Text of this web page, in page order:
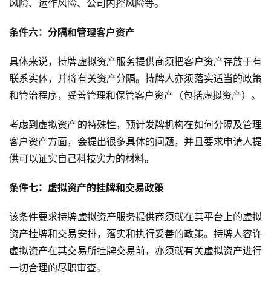
风险、运作风险、公司内控风险等。
条件六：分隔和管理客户资产
具体来说，持牌虚拟资产服务提供商须把客户资产存放于有
联系实体，并将有关资产分隔。持牌人亦须落实适当的政策
和管治程序，妥善管理和保管客户资产（包括虚拟资产）。
考虑到虚拟资产的特殊性，预计发牌机构在如何分隔及管理
客户资产方面，会提出很多具体的问题，并且要求申请人提
供可以证实自己科技实力的材料。
条件七：虚拟资产的挂牌和交易政策
该条件要求持牌虚拟资产服务提供商须就在其平台上的虚拟
资产挂牌和交易安排，落实和执行妥善的政策。持牌人容许
虚拟资产在其交易所挂牌交易前，亦须就有关虚拟资产进行
一切合理的尽职审查。